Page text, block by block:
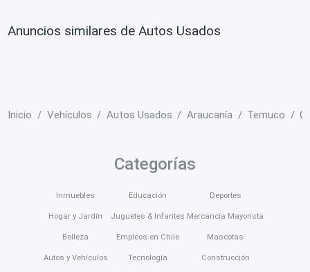
Anuncios similares de Autos Usados
Inicio Vehículos Autos Usados Araucanía Temuco
Categorías
Inmuebles
Hogar y Jardín
Belleza
Autos y Vehículos
Educación
Juguetes & Infantes
Empleos en Chile
Tecnología
Deportes
Mercancía Mayorista
Mascotas
Construcción